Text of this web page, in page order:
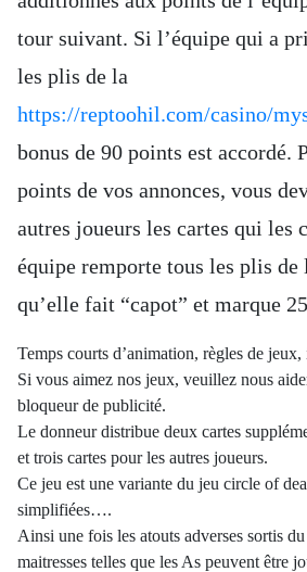
tour suivant. Si l’équipe qui a
les plis de la
https://reptoohil.com/casino/
bonus de 90 points est accordé.
points de vos annonces, vous
autres joueurs les cartes qui les
équipe remporte tous les plis de
qu’elle fait “capot” et marque
Temps courts d’animation, règles de jeux,
Si vous aimez nos jeux, veuillez nous
bloqueur de publicité.
Le donneur distribue deux cartes
et trois cartes pour les autres joueurs.
Ce jeu est une variante du jeu circle of
simplifiées….
Ainsi une fois les atouts adverses sortis
maitresses telles que les As peuvent être